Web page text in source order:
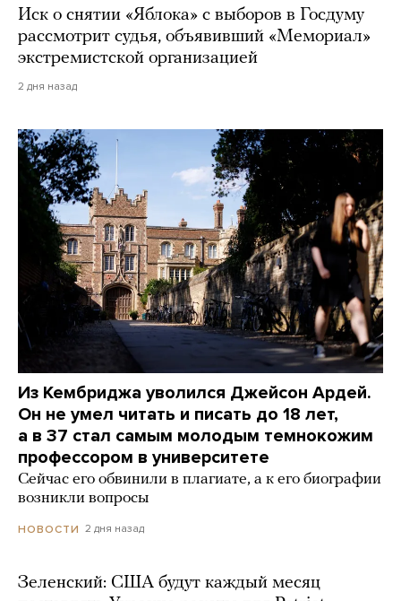
Иск о снятии «Яблока» с выборов в Госдуму
рассмотрит судья, объявивший «Мемориал»
экстремистской организацией
2 дня назад
Из Кембриджа уволился Джейсон Ардей.
Он не умел читать и писать до 18 лет,
а в 37 стал самым молодым темнокожим
профессором в университете
Сейчас его обвинили в плагиате, а к его биографии
возникли вопросы
НОВОСТИ 2 дня назад
Зеленский: США будут каждый месяц